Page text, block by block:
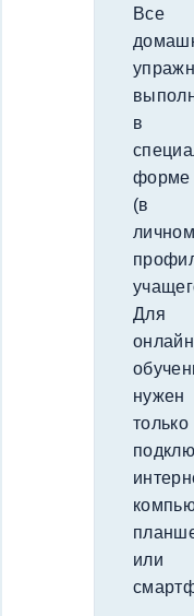
Все
в
форме
(в
личном
Для
нужен
только
или